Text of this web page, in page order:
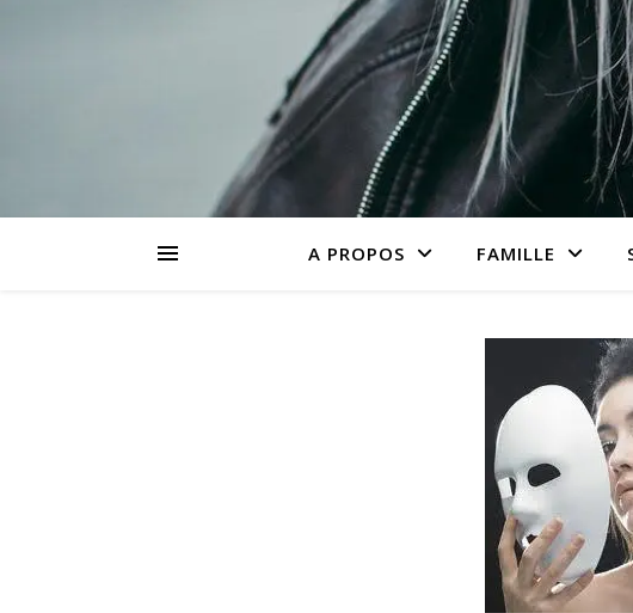
A PROPOS FAMILLE